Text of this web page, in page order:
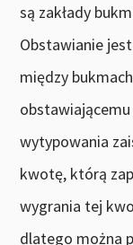
są zakłady
Obstawianie
między
obstawiającemu
wytypowania
kwotę, którą
wygrania tej
dlatego można